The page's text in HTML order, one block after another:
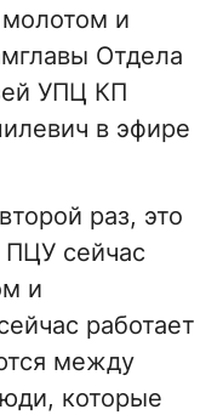
и
Отдела
УПЦ КП
в эфире
раз, это
сейчас
и
работает
между
которые